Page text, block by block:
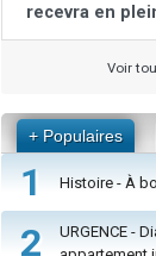
recevra en
Voir
+ Populaires
1 Histoire - À
2
URGENCE -